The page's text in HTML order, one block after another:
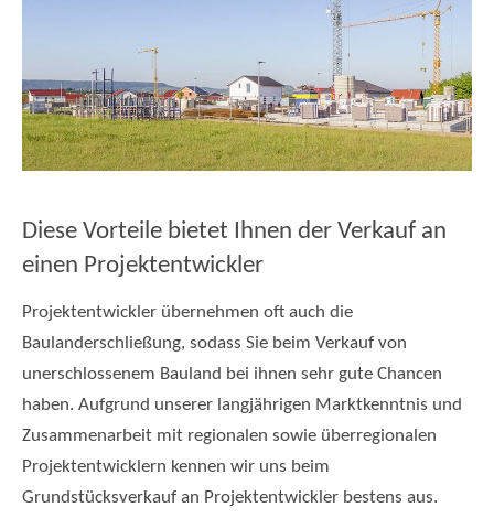
Diese Vorteile bietet Ihnen der Verkauf an
einen Projektentwickler
Projektentwickler übernehmen oft auch die
Baulanderschließung, sodass Sie beim Verkauf von
unerschlossenem Bauland bei ihnen sehr gute Chancen
haben. Aufgrund unserer langjährigen Marktkenntnis und
Zusammenarbeit mit regionalen sowie überregionalen
Projektentwicklern kennen wir uns beim
Grundstücksverkauf an Projektentwickler bestens aus.